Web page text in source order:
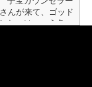
んが来て、ゴッド
た。けっこう色々